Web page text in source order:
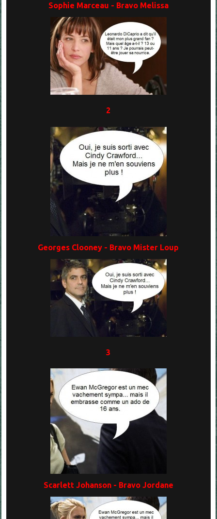
Sophie Marceau - Bravo Melissa
2
Georges Clooney - Bravo Mister Loup
3
Scarlett Johanson - Bravo Jordane